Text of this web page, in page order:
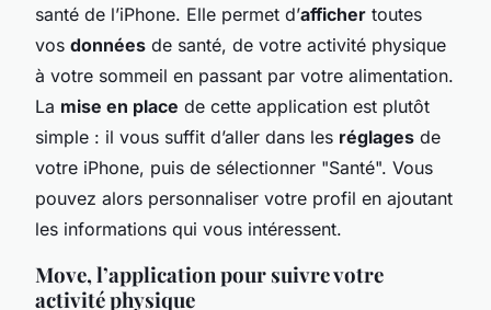
santé de l’iPhone. Elle permet d’afficher toutes
vos données de santé, de votre activité physique
à votre sommeil en passant par votre alimentation.
La mise en place de cette application est plutôt
simple : il vous suffit d’aller dans les réglages de
votre iPhone, puis de sélectionner "Santé". Vous
pouvez alors personnaliser votre profil en ajoutant
les informations qui vous intéressent.
Move, l’application pour suivre votre
activité physique